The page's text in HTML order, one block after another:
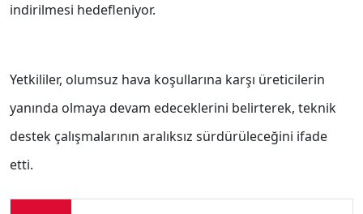
indirilmesi hedefleniyor.
Yetkililer, olumsuz hava koşullarına karşı üreticilerin
yanında olmaya devam edeceklerini belirterek, teknik
destek çalışmalarının aralıksız sürdürüleceğini ifade
etti.